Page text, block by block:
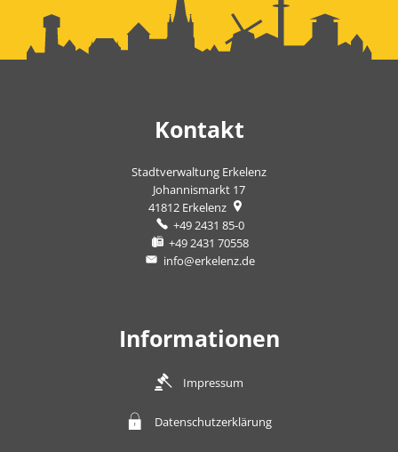
Kontakt
Stadtverwaltung Erkelenz
Johannismarkt 17
41812 Erkelenz
+49 2431 85-0
+49 2431 70558
info@erkelenz.de
Informationen
Impressum
Datenschutzerklärung